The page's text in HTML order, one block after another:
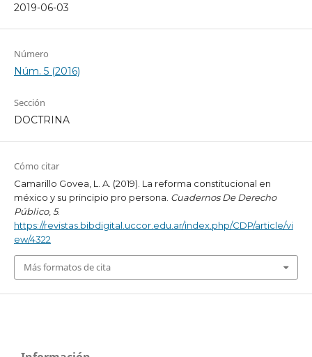
2019-06-03
Número
Núm. 5 (2016)
Sección
DOCTRINA
Cómo citar
Camarillo Govea, L. A. (2019). La reforma constitucional en
méxico y su principio pro persona. Cuadernos De Derecho
Público, 5.
https://revistas.bibdigital.uccor.edu.ar/index.php/CDP/article/vi
ew/4322
Más formatos de cita